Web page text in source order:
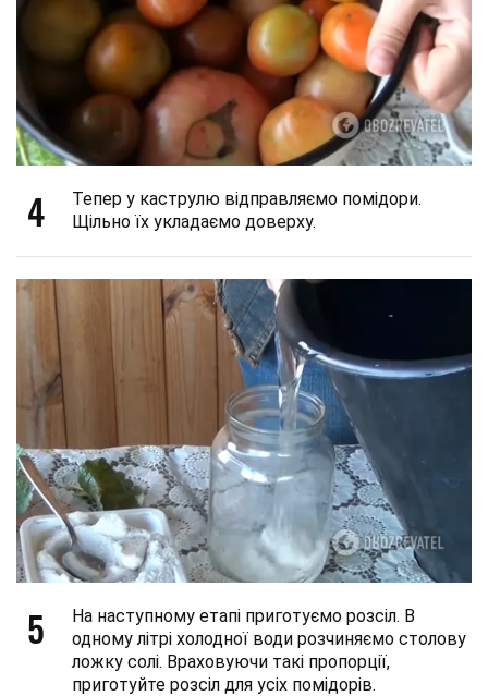
4
Тепер у каструлю відправляємо помідори.
Щільно їх укладаємо доверху.
5
На наступному етапі приготуємо розсіл. В
одному літрі холодної води розчиняємо столову
ложку солі. Враховуючи такі пропорції,
приготуйте розсіл для усіх помідорів.